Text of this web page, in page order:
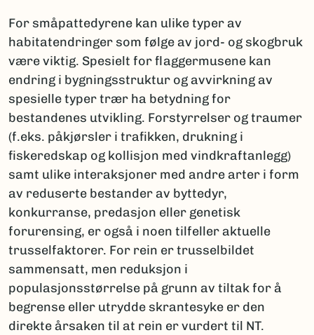
For småpattedyrene kan ulike typer av
habitatendringer som følge av jord- og skogbruk
være viktig. Spesielt for flaggermusene kan
endring i bygningsstruktur og avvirkning av
spesielle typer trær ha betydning for
bestandenes utvikling. Forstyrrelser og traumer
(f.eks. påkjørsler i trafikken, drukning i
fiskeredskap og kollisjon med vindkraftanlegg)
samt ulike interaksjoner med andre arter i form
av reduserte bestander av byttedyr,
konkurranse, predasjon eller genetisk
forurensing, er også i noen tilfeller aktuelle
trusselfaktorer. For rein er trusselbildet
sammensatt, men reduksjon i
populasjonsstørrelse på grunn av tiltak for å
begrense eller utrydde skrantesyke er den
direkte årsaken til at rein er vurdert til NT.